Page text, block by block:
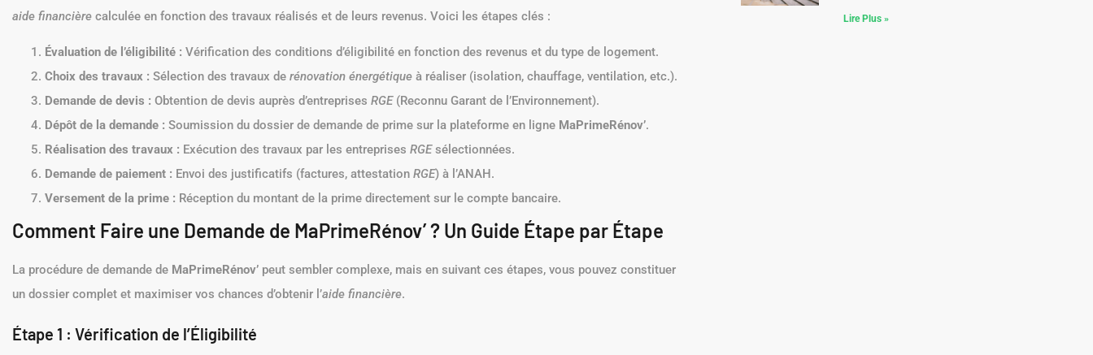
aide financière calculée en fonction des travaux réalisés et de leurs revenus. Voici les étapes clés :
Évaluation de l’éligibilité : Vérification des conditions d’éligibilité en fonction des revenus et du type de logement.
Choix des travaux : Sélection des travaux de rénovation énergétique à réaliser (isolation, chauffage, ventilation, etc.).
Demande de devis : Obtention de devis auprès d’entreprises RGE(Reconnu Garant de l’Environnement).
Dépôt de la demande : Soumission du dossier de demande de prime sur la plateforme en ligne MaPrimeRénov’.
Réalisation des travaux : Exécution des travaux par les entreprises RGEsélectionnées.
Demande de paiement : Envoi des justificatifs (factures, attestation RGE) à l’ANAH.
Versement de la prime : Réception du montant de la prime directement sur le compte bancaire.
Comment Faire une Demande de MaPrimeRénov’ ? Un Guide Étape par Étape
La procédure de demande de MaPrimeRénov’ peut sembler complexe, mais en suivant ces étapes, vous pouvez constituer
un dossier complet et maximiser vos chances d’obtenir l’aide financière.
Étape 1 : Vérification de l’Éligibilité
Lire Plus »